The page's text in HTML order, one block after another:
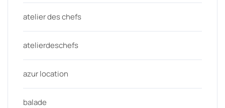
atelier des chefs
atelierdeschefs
azur location
balade